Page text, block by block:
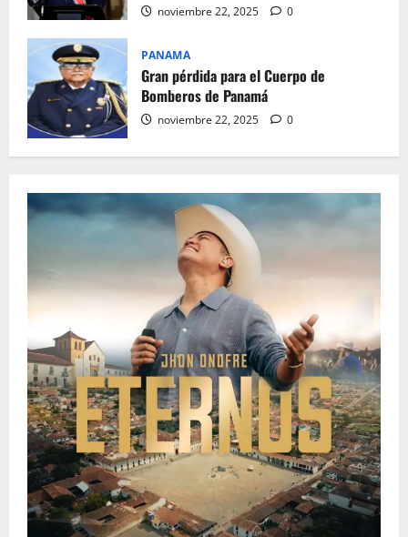
noviembre 22, 2025 0
PANAMA
Gran pérdida para el Cuerpo de
Bomberos de Panamá
noviembre 22, 2025 0